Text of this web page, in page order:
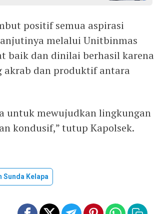
positif semua aspirasi
melalui Unitbinmas
baik dan dinilai berhasil karena
akrab dan produktif antara
untuk mewujudkan lingkungan
kondusif,” tutup Kapolsek.
Sunda Kelapa